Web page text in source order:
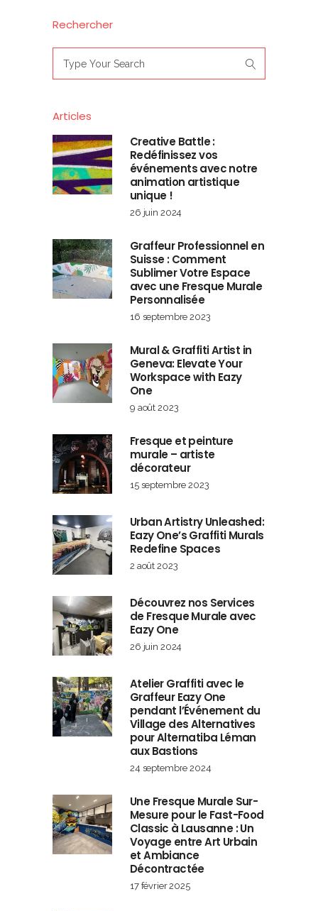
Rechercher
for:
Articles
Creative Battle :
Redéfinissez vos
événements avec notre
animation artistique
unique !
26 juin 2024
Graffeur Professionnel en
Suisse : Comment
Sublimer Votre Espace
avec une Fresque Murale
Personnalisée
16 septembre 2023
Mural & Graffiti Artist in
Geneva: Elevate Your
Workspace with Eazy
One
9 août 2023
Fresque et peinture
murale – artiste
décorateur
15 septembre 2023
Urban Artistry Unleashed:
Eazy One’s Graffiti Murals
Redefine Spaces
2 août 2023
Découvrez nos Services
de Fresque Murale avec
Eazy One
26 juin 2024
Atelier Graffiti avec le
Graffeur Eazy One
pendant l’Événement du
Village des Alternatives
pour Alternatiba Léman
aux Bastions
24 septembre 2024
Une Fresque Murale Sur-
Mesure pour le Fast-Food
Classic à Lausanne : Un
Voyage entre Art Urbain
et Ambiance
Décontractée
17 février 2025